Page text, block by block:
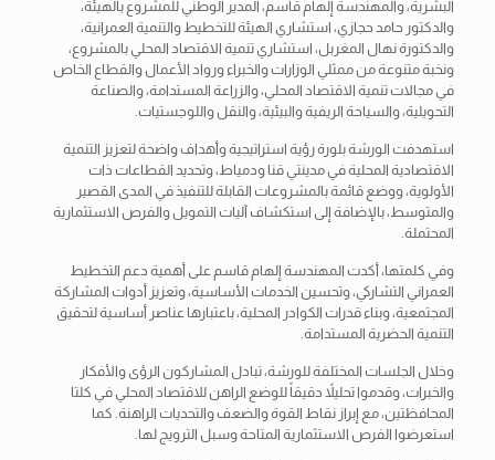
البشرية، والمهندسة إلهام قاسم، المدير الوطني للمشروع بالهيئة،
والدكتور حامد حجازي، استشاري الهيئة للتخطيط والتنمية العمرانية،
والدكتورة نهال المغربل، استشاري تنمية الاقتصاد المحلي بالمشروع،
ونخبة متنوعة من ممثلي الوزارات والخبراء ورواد الأعمال والقطاع الخاص
في مجالات تنمية الاقتصاد المحلي، والزراعة المستدامة، والصناعة
التحويلية، والسياحة الريفية والبيئية، والنقل واللوجستيات.
استهدفت الورشة بلورة رؤية استراتيجية وأهداف واضحة لتعزيز التنمية
الاقتصادية المحلية في مدينتي قنا ودمياط، وتحديد القطاعات ذات
الأولوية، ووضع قائمة بالمشروعات القابلة للتنفيذ في المدى القصير
والمتوسط، بالإضافة إلى استكشاف آليات التمويل والفرص الاستثمارية
المحتملة.
وفي كلمتها، أكدت المهندسة إلهام قاسم على أهمية دعم التخطيط
العمراني التشاركي، وتحسين الخدمات الأساسية، وتعزيز أدوات المشاركة
المجتمعية، وبناء قدرات الكوادر المحلية، باعتبارها عناصر أساسية لتحقيق
التنمية الحضرية المستدامة.
وخلال الجلسات المختلفة للورشة، تبادل المشاركون الرؤى والأفكار
والخبرات، وقدموا تحليلاً دقيقاً للوضع الراهن للاقتصاد المحلي في كلتا
المحافظتين، مع إبراز نقاط القوة والضعف والتحديات الراهنة. كما
استعرضوا الفرص الاستثمارية المتاحة وسبل الترويج لها.